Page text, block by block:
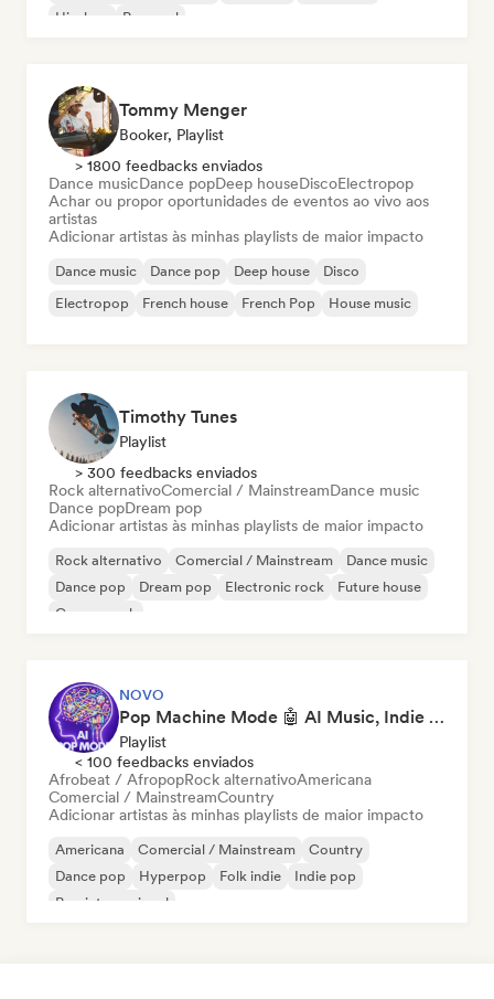
Hip-hop
Pop soul
Tommy Menger
Booker, Playlist
> 1800 feedbacks enviados
Dance musicDance popDeep houseDiscoElectropop
Achar ou propor oportunidades de eventos ao vivo aos
artistas
Adicionar artistas às minhas playlists de maior impacto
Dance music Dance pop Deep house
Disco
Electropop
French house French Pop House music
Timothy Tunes
Playlist
> 300 feedbacks enviados
Rock alternativoComercial / MainstreamDance music
Dance popDream pop
Adicionar artistas às minhas playlists de maior impacto
Rock alternativo Comercial / Mainstream
Dance music
Dance pop
Dream pop Electronic rock
Future house
Garage rock
NOVO
Pop Machine Mode 🤖 AI Music, Indie Pop & Dream Pop
Playlist
< 100 feedbacks enviados
Afrobeat / AfropopRock alternativoAmericana
Comercial / MainstreamCountry
Adicionar artistas às minhas playlists de maior impacto
Americana Comercial / Mainstream
Country
Dance pop
Hyperpop Folk indie
Indie pop
Pop internacional